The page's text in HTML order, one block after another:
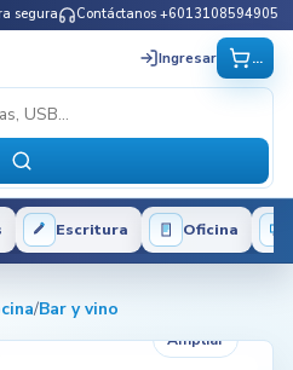
segura Contáctanos +6013108594905
Ingresar ...
Escritura Oficina
/Bar y vino
Ampliar